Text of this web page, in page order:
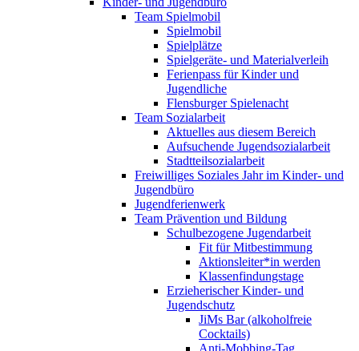
Team Spielmobil
Spielmobil
Spielplätze
Spielgeräte- und Materialverleih
Ferienpass für Kinder und
Jugendliche
Flensburger Spielenacht
Team Sozialarbeit
Aktuelles aus diesem Bereich
Aufsuchende Jugendsozialarbeit
Stadtteilsozialarbeit
Freiwilliges Soziales Jahr im Kinder- und
Jugendbüro
Jugendferienwerk
Team Prävention und Bildung
Schulbezogene Jugendarbeit
Fit für Mitbestimmung
Aktionsleiter*in werden
Klassenfindungstage
Erzieherischer Kinder- und
Jugendschutz
JiMs Bar (alkoholfreie
Cocktails)
Anti-Mobbing-Tag